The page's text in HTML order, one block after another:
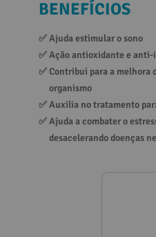
BENEFÍCIOS
✅ Ajuda estimular o sono
✅ Ação antioxidante e
✅ Contribui para a melhora
organismo
✅ Auxilia no tratamento
✅ Ajuda a combater o
desacelerando doenças
10º vitamina